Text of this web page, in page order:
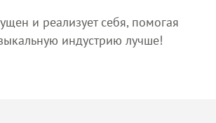
и реализует себя, помогая
индустрию лучше!